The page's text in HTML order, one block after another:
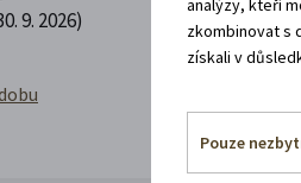
9. 2026)
analýzy, kteří
zkombinovat s
získali v
Pouze